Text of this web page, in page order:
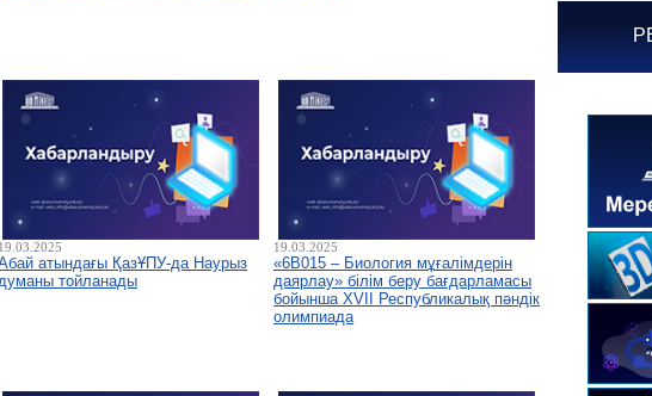
19.03.2025
атындағы ҚазҰПУ-да Наурыз
тойланады
19.03.2025
«6B015 – Биология мұғалімдерін
даярлау» білім беру бағдарламасы
бойынша XVII Республикалық пәндік
олимпиада